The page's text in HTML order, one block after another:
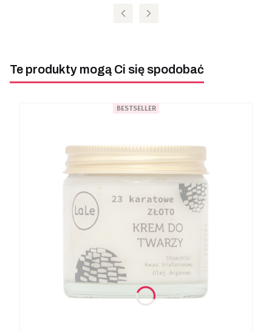
Te produkty mogą Ci się spodobać
BESTSELLER